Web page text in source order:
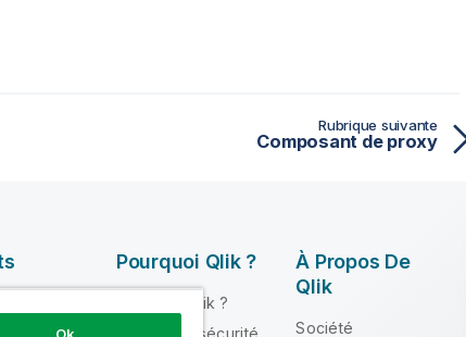
Rubrique suivante
Composant de proxy
DE
Pourquoi Qlik ?
Pourquoi Qlik ?
Fiabilité et sécurité
À Propos De
Qlik
Société